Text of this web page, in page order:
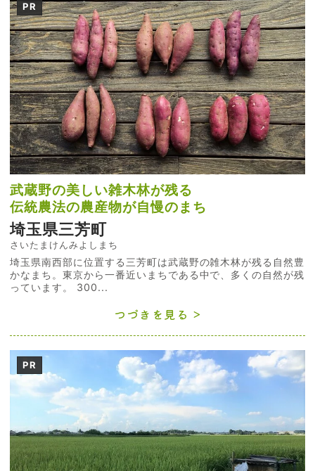
PR
武蔵野の美しい雑木林が残る
伝統農法の農産物が自慢のまち
埼玉県三芳町
さいたまけんみよしまち
埼玉県南西部に位置する三芳町は武蔵野の雑木林が残る自然豊
かなまち。東京から一番近いまちである中で、多くの自然が残
っています。 300...
つづきを見る
PR